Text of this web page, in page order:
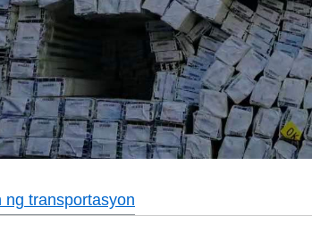
ng transportasyon